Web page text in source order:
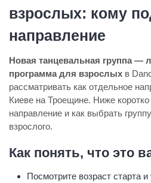
взрослых: кому
направление
Новая танцевальная группа —
программа для взрослых в
рассматривать как отдельное
Киеве на Троещине. Ниже
направление и как выбрать
взрослого.
Как понять, что это
Посмотрите возраст старта